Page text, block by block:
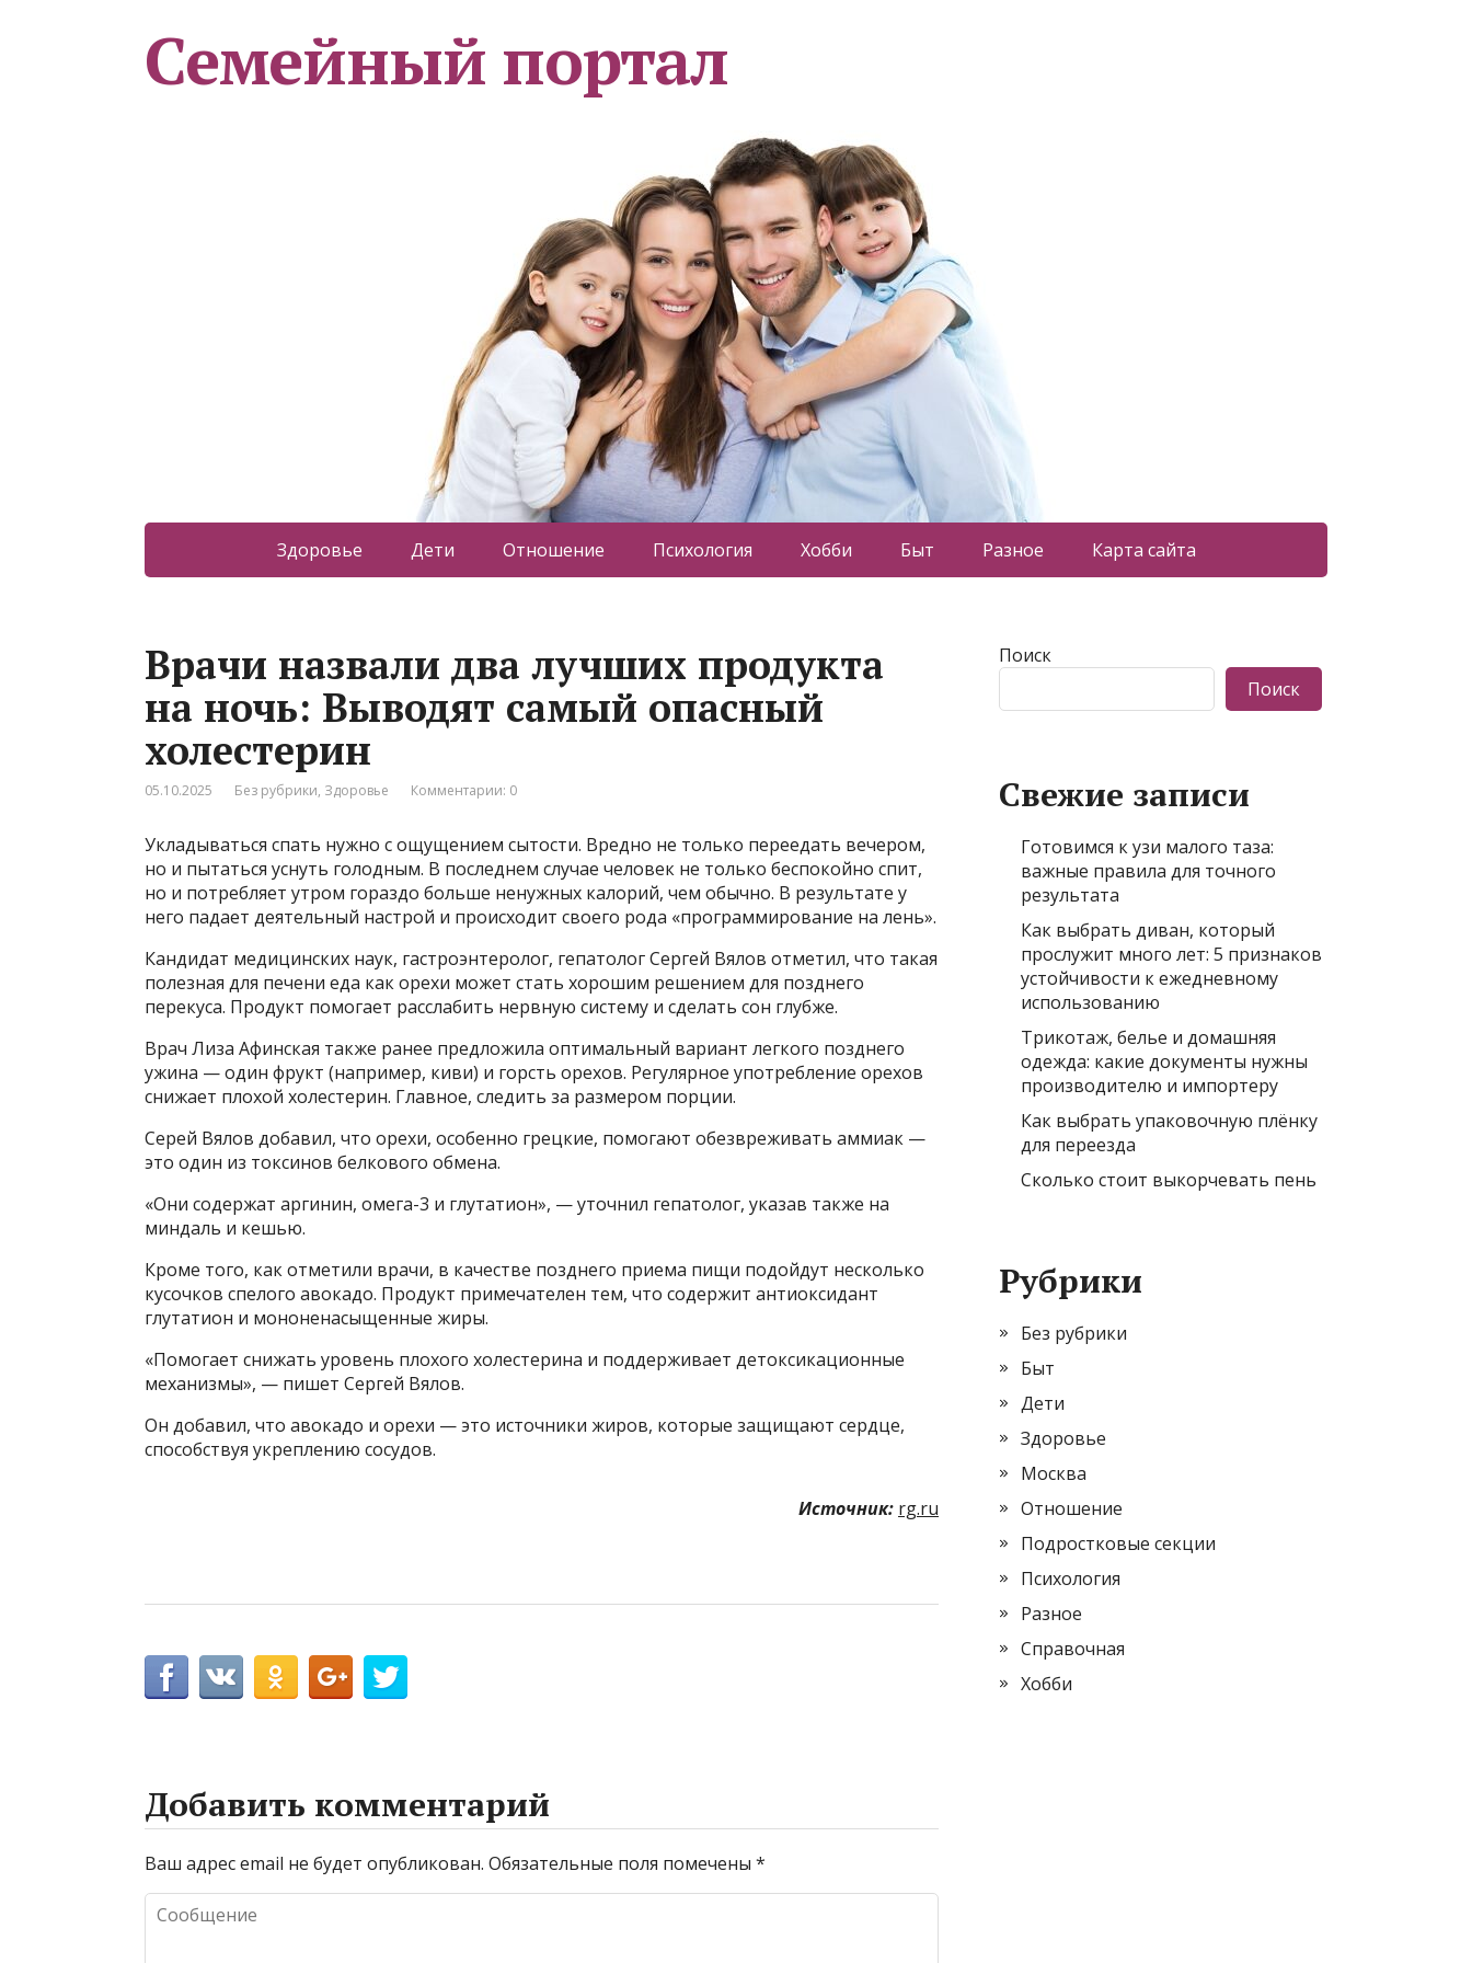
Семейный портал
Здоровье Дети Отношение Психология Хобби Быт Разное Карта сайта
Врачи назвали два лучших продукта
на ночь: Выводят самый опасный
холестерин
05.10.2025 Без рубрики, Здоровье Комментарии: 0
Укладываться спать нужно с ощущением сытости. Вредно не только переедать вечером,
но и пытаться уснуть голодным. В последнем случае человек не только беспокойно спит,
но и потребляет утром гораздо больше ненужных калорий, чем обычно. В результате у
него падает деятельный настрой и происходит своего рода «программирование на лень».
Кандидат медицинских наук, гастроэнтеролог, гепатолог Сергей Вялов отметил, что такая
полезная для печени еда как орехи может стать хорошим решением для позднего
перекуса. Продукт помогает расслабить нервную систему и сделать сон глубже.
Врач Лиза Афинская также ранее предложила оптимальный вариант легкого позднего
ужина — один фрукт (например, киви) и горсть орехов. Регулярное употребление орехов
снижает плохой холестерин. Главное, следить за размером порции.
Серей Вялов добавил, что орехи, особенно грецкие, помогают обезвреживать аммиак —
это один из токсинов белкового обмена.
«Они содержат аргинин, омега-3 и глутатион», — уточнил гепатолог, указав также на
миндаль и кешью.
Кроме того, как отметили врачи, в качестве позднего приема пищи подойдут несколько
кусочков спелого авокадо. Продукт примечателен тем, что содержит антиоксидант
глутатион и мононенасыщенные жиры.
«Помогает снижать уровень плохого холестерина и поддерживает детоксикационные
механизмы», — пишет Сергей Вялов.
Он добавил, что авокадо и орехи — это источники жиров, которые защищают сердце,
способствуя укреплению сосудов.
Источник: rg.ru
Добавить комментарий
Ваш адрес email не будет опубликован. Обязательные поля помечены *
Поиск
Поиск
Свежие записи
Готовимся к узи малого таза:
важные правила для точного
результата
Как выбрать диван, который
прослужит много лет: 5 признаков
устойчивости к ежедневному
использованию
Трикотаж, белье и домашняя
одежда: какие документы нужны
производителю и импортеру
Как выбрать упаковочную плёнку
для переезда
Сколько стоит выкорчевать пень
Рубрики
Без рубрики
Быт
Дети
Здоровье
Москва
Отношение
Подростковые секции
Психология
Разное
Справочная
Хобби